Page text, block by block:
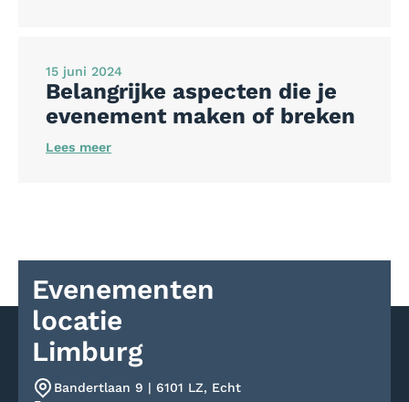
15 juni 2024
Belangrijke aspecten die je
evenement maken of breken
Lees meer
Evenementen
locatie
Limburg
Bandertlaan 9 | 6101 LZ, Echt